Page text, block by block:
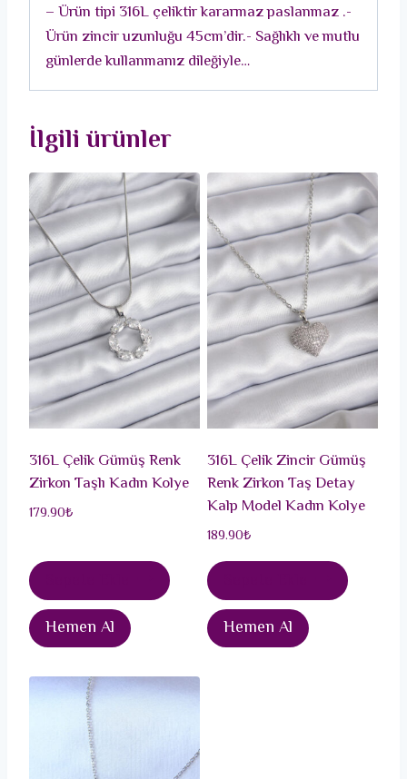
adet
– Ürün tipi 316L çeliktir kararmaz paslanmaz .-
Ürün zincir uzunluğu 45cm’dir.- Sağlıklı ve mutlu
günlerde kullanmanız dileğiyle…
İlgili ürünler
316L Çelik Gümüş Renk
Zirkon Taşlı Kadın Kolye
179.90₺
Hemen Al
316L Çelik Zincir Gümüş
Renk Zirkon Taş Detay
Kalp Model Kadın Kolye
189.90₺
Hemen Al